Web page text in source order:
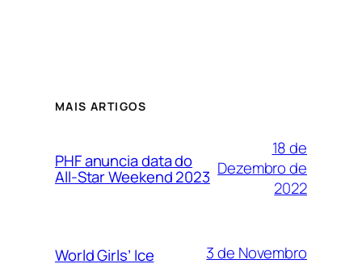
MAIS ARTIGOS
PHF anuncia data do
All-Star Weekend 2023
18 de
Dezembro de
2022
World Girls’ Ice
3 de Novembro